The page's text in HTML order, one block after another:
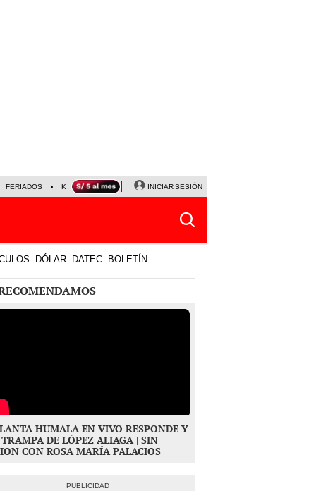
FERIADOS KEIKO FUJIMORI NALDY SALDAÑA
INICIAR SESIÓN
DÓLAR DATEC BOLETÍN
HUMALA EN VIVO RESPONDE Y
DE LÓPEZ ALIAGA | SIN
CON ROSA MARÍA PALACIOS